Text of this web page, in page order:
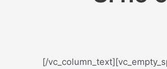
[/